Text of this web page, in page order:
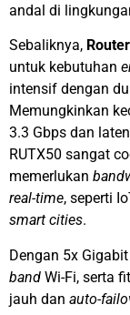
andal di
Sebaliknya,
untuk kebutuhan
intensif dengan
Memungkinkan
3.3 Gbps dan
RUTX50 sangat
memerlukan
real-time, seperti
smart cities.
Dengan 5x
band Wi-Fi, serta
jauh dan auto-